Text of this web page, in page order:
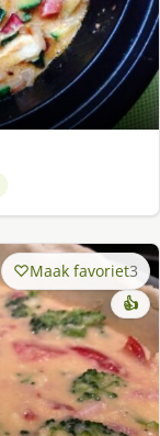
Maak favoriet3
👍